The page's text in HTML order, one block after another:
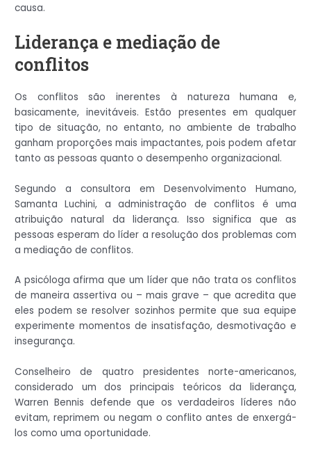
causa.
Liderança e mediação de
conflitos
Os conflitos são inerentes à natureza humana e,
basicamente, inevitáveis. Estão presentes em qualquer
tipo de situação, no entanto, no ambiente de trabalho
ganham proporções mais impactantes, pois podem afetar
tanto as pessoas quanto o desempenho organizacional.
Segundo a consultora em Desenvolvimento Humano,
Samanta Luchini, a administração de conflitos é uma
atribuição natural da liderança. Isso significa que as
pessoas esperam do líder a resolução dos problemas com
a mediação de conflitos.
A psicóloga afirma que um líder que não trata os conflitos
de maneira assertiva ou – mais grave – que acredita que
eles podem se resolver sozinhos permite que sua equipe
experimente momentos de insatisfação, desmotivação e
insegurança.
Conselheiro de quatro presidentes norte-americanos,
considerado um dos principais teóricos da liderança,
Warren Bennis defende que os verdadeiros líderes não
evitam, reprimem ou negam o conflito antes de enxergá-
los como uma oportunidade.